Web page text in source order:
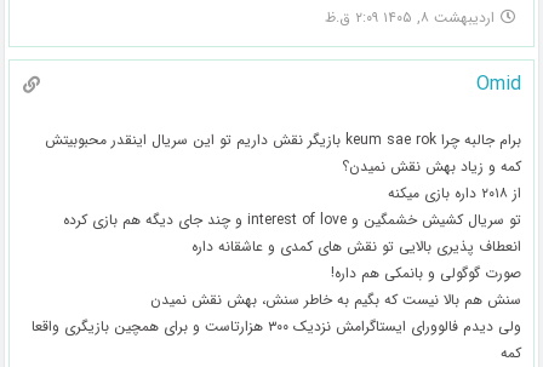
اردیبهشت ۸, ۱۴۰۵ ۲:۰۹ ق.ظ
Omid
برام جالبه چرا keum sae rok بازیگر نقش داریم تو این سریال اینقدر محبوبیتش
کمه و زیاد بهش نقش نمیدن؟
از ۲۰۱۸ داره بازی میکنه
تو سریال کشیش خشمگین و interest of love و چند جای دیگه هم بازی کرده
انعطاف پذیری بالایی تو نقش های کمدی و عاشقانه داره
صورت گوگولی و بانمکی هم داره!
سنش هم بالا نیست که بگیم به خاطر سنش، بهش نقش نمیدن
ولی دیدم فالوورای ایستاگرامش نزدیک ۳۰۰ هزارتاست و برای همچین بازیگری واقعا
کمه